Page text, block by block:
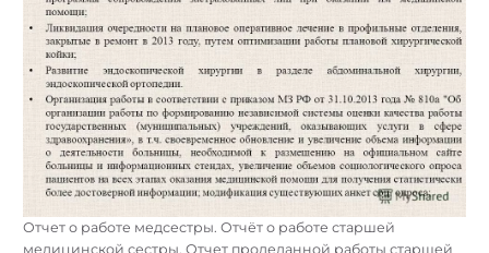
Отчет о работе медсестры. Отчёт о работе старшей
медицинской сестры. Отчет проделанной работы старшей